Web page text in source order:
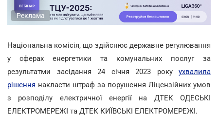
Реклама
Національна комісія, що здійснює державне регулювання
у сферах енергетики та комунальних послуг за
результатми засідання 24 січня 2023 року ухвалила
рішення накласти штраф за порушення Ліцензійних умов
з розподілу електричної енергії на ДТЕК ОДЕСЬКІ
ЕЛЕКТРОМЕРЕЖІ та ДТЕК КИЇВСЬКІ ЕЛЕКТРОМЕРЕЖІ.